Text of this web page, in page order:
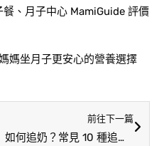
、月子中心 MamiGuide 評價
媽坐月子更安心的營養選擇
前往下一篇
如何追奶？常見 10 種追奶食物大公開，讓妳輕鬆哺餵不當「少奶奶」！